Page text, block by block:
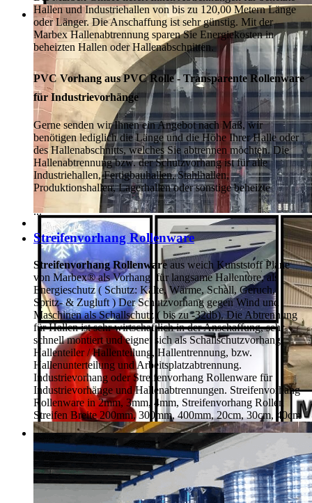
Hallen und Industriehallen von bis zu 120,00 Metern Länge
oder Länger. Die Anschaffung ist sehr günstig. Mit der
Marbex Hallenabtrennung sparen Sie Energiekosten in
beheizten Hallen oder Hallenabschnitten.
PVC Vorhang aus PVC Rolle - Transparente Rollenware
für Industrievorhänge
Gerne senden wir Ihnen ein Angebot nach Maß, wir
benötigen lediglich die Länge und die Höhe Ihrer Halle oder
des Hallenabschnitts, welches Sie abtrennen möchten. Die
Hallenabtrennung bzw. der Schutzvorhang ist für alle
Industriehallen, Fertigbauhallen, Stahlhallen,
Produktionshallen, Lagerhallen oder sonstige beheizte
...
Streifenvorhang Rollenware
Streifenvorhang Rollenwareaus weich Kunststoff Plane
von Marbex® als Vorhang, für langsame Hallentore, als
Energieschutz ( Schutz: Kälte, Wärme, Schall, Geruch,
Spritz- & Zugluft ) Der Schutzvorhang gegen Wind und
Maschinen als Schallschutz ( bis zu -32db). Die Abtrennung
für Hallen ist sehr wirtschaftlich in der Anschaffung, sehr
schnell montiert und eignet sich als Schallschutzvorhang,
Hallenteiler /Hallenteilung, Hallentrennung, bzw.
Hallenunterteilung und Arbeitsplatzabtrennung.
Industrievorhang oder Streifenvorhang Rollenware für
Industrievorhänge und Hallenabtrennungen. Streifenvorhang
Rollenware in 2mm, 3mm, 4mm, Streifenvorhang Rollen
Streifen Breite 200mm, 300mm, 400mm, 20cm, 30cm, 40cm